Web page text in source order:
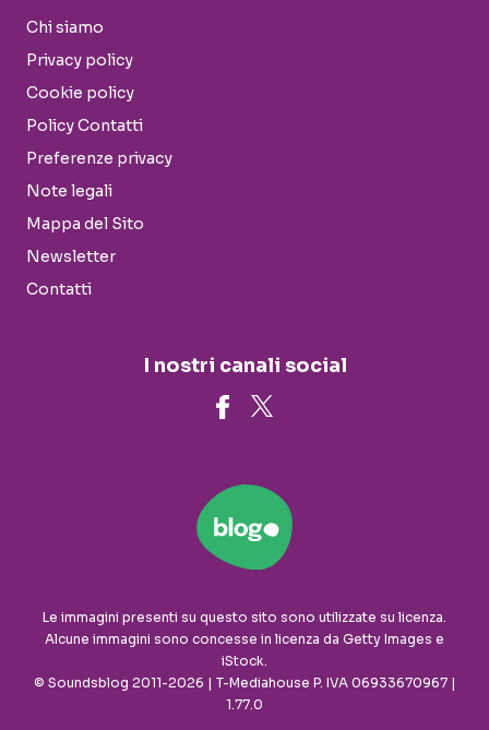
Chi siamo
Privacy policy
Cookie policy
Policy Contatti
Preferenze privacy
Note legali
Mappa del Sito
Newsletter
Contatti
I nostri canali social
Le immagini presenti su questo sito sono utilizzate su licenza.
Alcune immagini sono concesse in licenza da Getty Images e
iStock.
© Soundsblog 2011-2026 | T-Mediahouse P. IVA 06933670967 |
1.77.0